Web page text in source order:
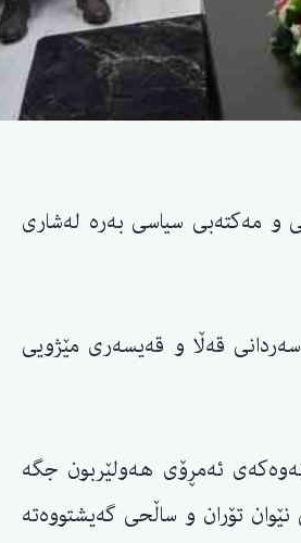
و مەكتەبی سیاسی بەرە لەشاری
قەڵا و قەیسەری مێژویی
ئه‌مڕۆی هه‌ولێربون جگه‌
تۆران و ساڵحی گه‌یشتووه‌ته‌